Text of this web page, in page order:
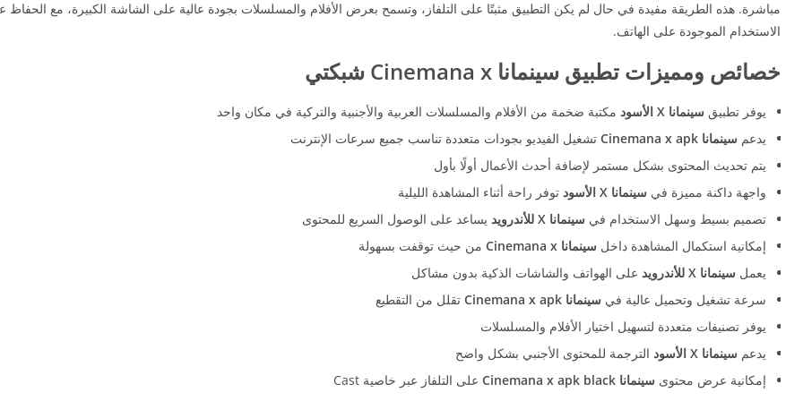
مباشرة. هذه الطريقة مفيدة في حال لم يكن التطبيق مثبتًا على التلفاز، وتسمح بعرض الأفلام والمسلسلات بجودة عالية على الشاشة الكبيرة، مع
الاستخدام الموجودة على الهاتف.
خصائص ومميزات تطبيق سينمانا Cinemana x شبكتي
يوفر تطبيق سينمانا X الأسود
مكتبة ضخمة من الأفلام والمسلسلات العربية والأجنبية والتركية في مكان واحد
يدعم سينمانا Cinemana x apk
تشغيل الفيديو بجودات متعددة تناسب جميع سرعات الإنترنت
يتم تحديث المحتوى بشكل مستمر لإضافة أحدث الأعمال أولًا بأول
واجهة داكنة مميزة في سينمانا X الأسود
توفر راحة أثناء المشاهدة الليلية
تصميم بسيط وسهل الاستخدام في سينمانا X للأندرويد
يساعد على الوصول السريع للمحتوى
إمكانية استكمال المشاهدة داخل سينمانا Cinemana x
من حيث توقفت بسهولة
يعمل سينمانا X للأندرويد
على الهواتف والشاشات الذكية بدون مشاكل
سرعة تشغيل وتحميل عالية في سينمانا Cinemana x apk
تقلل من التقطيع
يوفر تصنيفات متعددة لتسهيل اختيار الأفلام والمسلسلات
يدعم سينمانا X الأسود
الترجمة للمحتوى الأجنبي بشكل واضح
إمكانية عرض محتوى سينمانا Cinemana x apk black
على التلفاز عبر خاصية Cast